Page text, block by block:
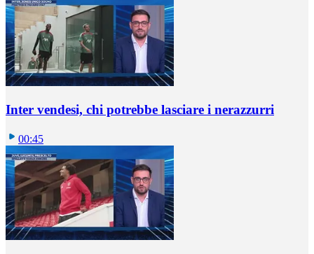
Inter vendesi, chi potrebbe lasciare i nerazzurri
00:45